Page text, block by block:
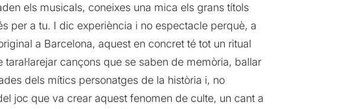
els musicals, coneixes una mica els grans títols
per a tu. I dic experiència i no espectacle perquè, a
a Barcelona, aquest en concret té tot un ritual
cançons que se saben de memòria, ballar
dels mítics personatges de la història i, no
joc que va crear aquest fenomen de culte, un cant a